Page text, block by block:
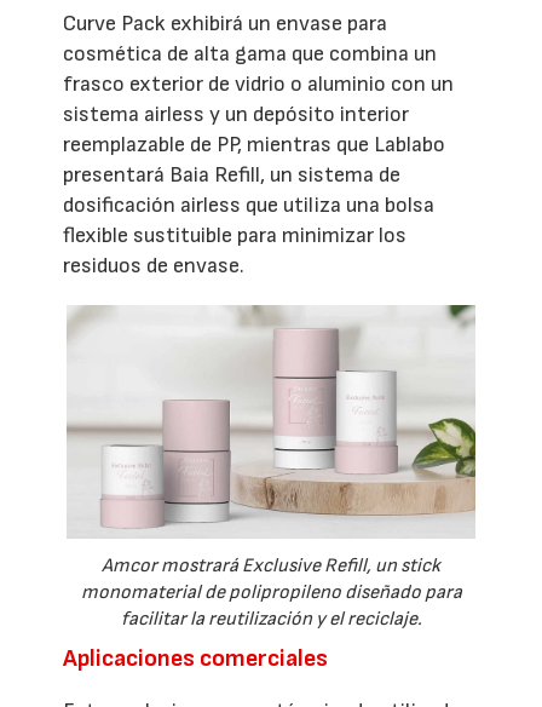
Curve Pack exhibirá un envase para
cosmética de alta gama que combina un
frasco exterior de vidrio o aluminio con un
sistema airless y un depósito interior
reemplazable de PP, mientras que Lablabo
presentará Baia Refill, un sistema de
dosificación airless que utiliza una bolsa
flexible sustituible para minimizar los
residuos de envase.
Amcor mostrará Exclusive Refill, un stick
monomaterial de polipropileno diseñado para
facilitar la reutilización y el reciclaje.
Aplicaciones comerciales